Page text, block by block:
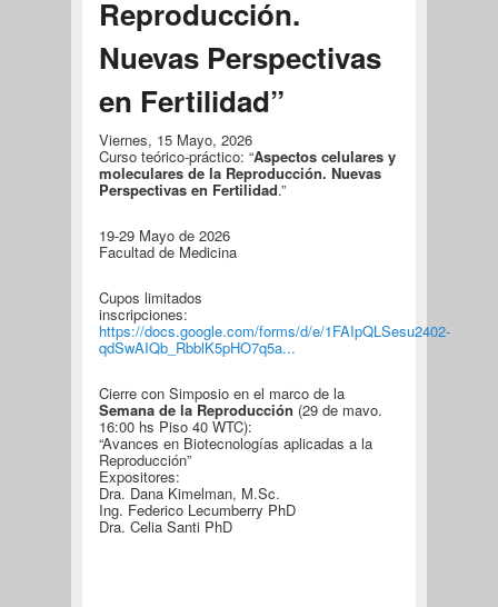
Reproducción.
Nuevas Perspectivas
en Fertilidad”
Viernes, 15 Mayo, 2026
Curso teórico-práctico: “Aspectos celulares y
moleculares de la Reproducción. Nuevas
Perspectivas en Fertilidad.”
19-29 Mayo de 2026
Facultad de Medicina
Cupos limitados
inscripciones:
https://docs.google.com/forms/d/e/1FAIpQLSesu2402-
qdSwAIQb_RbblK5pHO7q5a...
Cierre con Simposio en el marco de la
Semana de la Reproducción (29 de mavo.
16:00 hs Piso 40 WTC):
“Avances en Biotecnologías aplicadas a la
Reproducción”
Expositores:
Dra. Dana Kimelman, M.Sc.
Ing. Federico Lecumberry PhD
Dra. Celia Santi PhD